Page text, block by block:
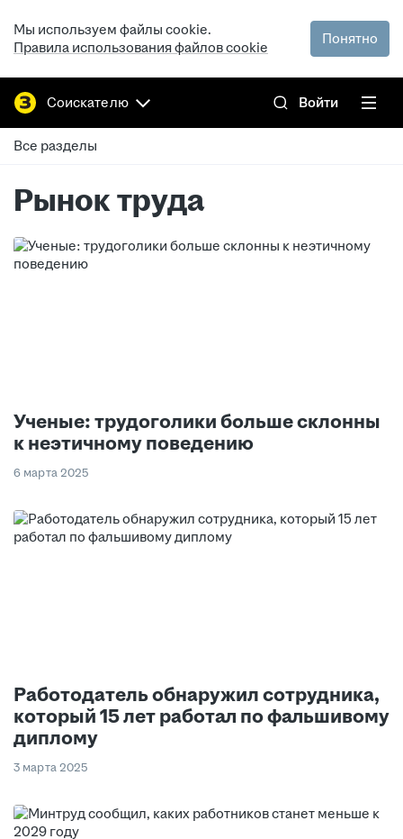
Мы используем файлы cookie.
Правила использования файлов cookie
Понятно
Соискателю Войти
Все разделы
Рынок труда
Ученые: трудоголики больше склонны
к неэтичному поведению
6 марта 2025
Работодатель обнаружил сотрудника,
который 15 лет работал по фальшивому
диплому
3 марта 2025